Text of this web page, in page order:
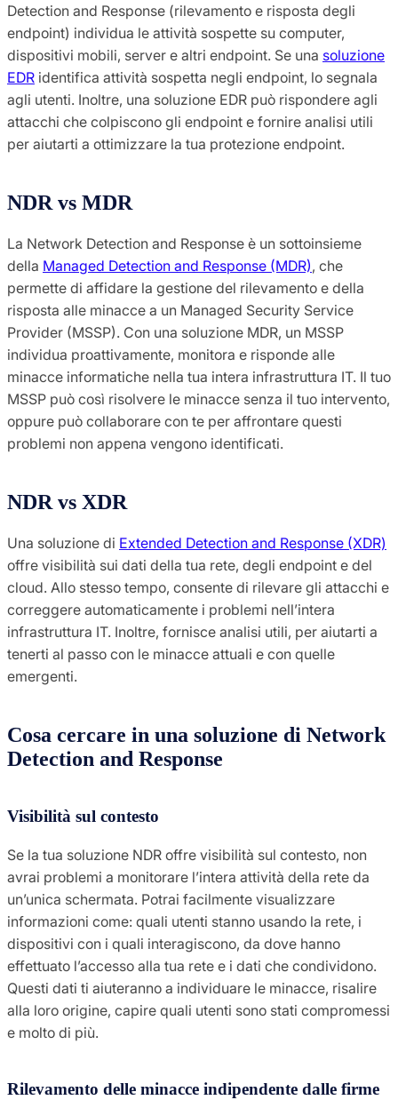
Detection and Response (rilevamento e risposta degli
endpoint) individua le attività sospette su computer,
dispositivi mobili, server e altri endpoint. Se una soluzione
EDR identifica attività sospetta negli endpoint, lo segnala
agli utenti. Inoltre, una soluzione EDR può rispondere agli
attacchi che colpiscono gli endpoint e fornire analisi utili
per aiutarti a ottimizzare la tua protezione endpoint.
NDR vs MDR
La Network Detection and Response è un sottoinsieme
della Managed Detection and Response (MDR), che
permette di affidare la gestione del rilevamento e della
risposta alle minacce a un Managed Security Service
Provider (MSSP). Con una soluzione MDR, un MSSP
individua proattivamente, monitora e risponde alle
minacce informatiche nella tua intera infrastruttura IT. Il tuo
MSSP può così risolvere le minacce senza il tuo intervento,
oppure può collaborare con te per affrontare questi
problemi non appena vengono identificati.
NDR vs XDR
Una soluzione di Extended Detection and Response (XDR)
offre visibilità sui dati della tua rete, degli endpoint e del
cloud. Allo stesso tempo, consente di rilevare gli attacchi e
correggere automaticamente i problemi nell’intera
infrastruttura IT. Inoltre, fornisce analisi utili, per aiutarti a
tenerti al passo con le minacce attuali e con quelle
emergenti.
Cosa cercare in una soluzione di Network
Detection and Response
Visibilità sul contesto
Se la tua soluzione NDR offre visibilità sul contesto, non
avrai problemi a monitorare l’intera attività della rete da
un’unica schermata. Potrai facilmente visualizzare
informazioni come: quali utenti stanno usando la rete, i
dispositivi con i quali interagiscono, da dove hanno
effettuato l’accesso alla tua rete e i dati che condividono.
Questi dati ti aiuteranno a individuare le minacce, risalire
alla loro origine, capire quali utenti sono stati compromessi
e molto di più.
Rilevamento delle minacce indipendente dalle firme